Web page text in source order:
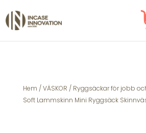
Hem /VÄSKOR / Ryggsäckar för jobb
Soft Lammskinn Mini Ryggsäck